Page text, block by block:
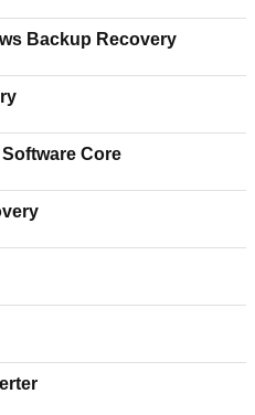
Backup Recovery
Core